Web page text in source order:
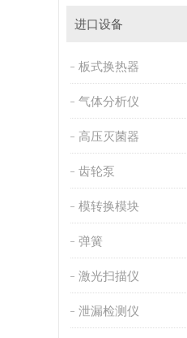
进口设备
板式换热器
气体分析仪
高压灭菌器
齿轮泵
模转换模块
弹簧
激光扫描仪
泄漏检测仪